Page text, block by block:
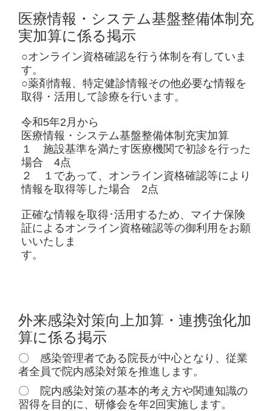
医療情報・システム基盤整備体制充
実加算に係る掲示
○オンライン資格確認を行う体制を有していま
す。
○薬剤情報、特定健診情報その他必要な情報を
取得・活用して診療を行います。
令和5年2月から
医療情報・システム基盤整備体制充実加算
１ 施設基準を満たす医療機関で初診を行った
場合 4点
２ １であって、オンライン資格確認等により
情報を取得等した場合 2点
正確な情報を取得･活用するため、マイナ保険
証によるオンライン資格確認等の御利用をお願
いいたしま
す。
外来感染対策向上加算・連携強化加
算に係る掲示
〇 感染管理者である院長が中心となり、従業
者全員で院内感染対策を推進します。
〇 院内感染対策の基本的考え方や関連知識の
習得を目的に、研修会を年2回実施します。